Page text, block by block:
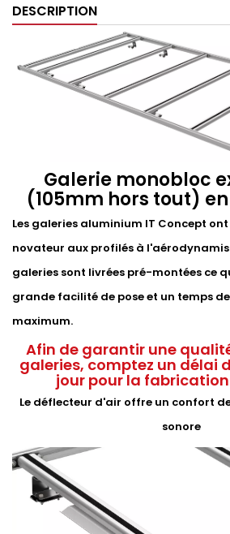
DESCRIPTION
Galerie monobloc
(105mm hors tout)
Les galeries aluminium IT Concept
novateur aux profilés à
galeries sont livrées pré-montées ce
grande facilité de pose et un temps
maximum.
Afin de garantir une
galeries, comptez un délai
jour pour la
Le déflecteur d'air offre un confort
sonore